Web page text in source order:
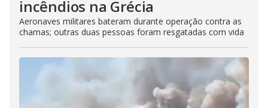
incêndios na Grécia
Aeronaves militares bateram durante operação contra as
chamas; outras duas pessoas foram resgatadas com vida